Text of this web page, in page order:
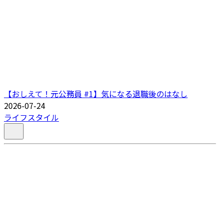
【おしえて！元公務員 #1】気になる退職後のはなし
2026-07-24
ライフスタイル